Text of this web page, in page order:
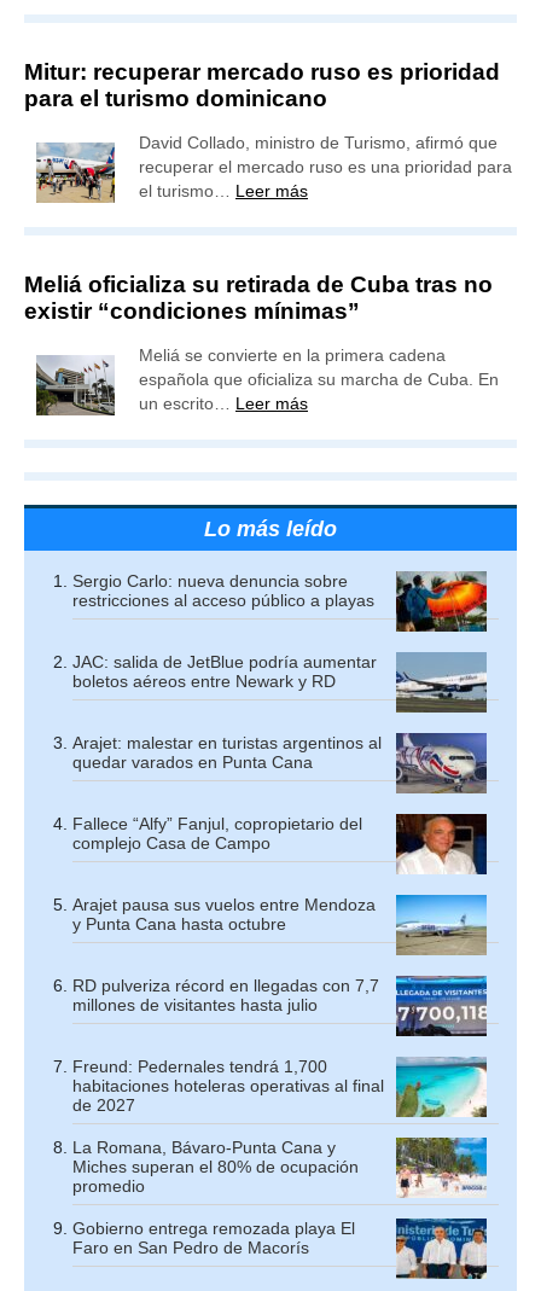
Mitur: recuperar mercado ruso es prioridad
para el turismo dominicano
David Collado, ministro de Turismo, afirmó que
recuperar el mercado ruso es una prioridad para
el turismo… Leer más
Meliá oficializa su retirada de Cuba tras no
existir “condiciones mínimas”
Meliá se convierte en la primera cadena
española que oficializa su marcha de Cuba. En
un escrito… Leer más
Lo más leído
Sergio Carlo: nueva denuncia sobre
restricciones al acceso público a playas
JAC: salida de JetBlue podría aumentar
boletos aéreos entre Newark y RD
Arajet: malestar en turistas argentinos al
quedar varados en Punta Cana
Fallece “Alfy” Fanjul, copropietario del
complejo Casa de Campo
Arajet pausa sus vuelos entre Mendoza
y Punta Cana hasta octubre
RD pulveriza récord en llegadas con 7,7
millones de visitantes hasta julio
Freund: Pedernales tendrá 1,700
habitaciones hoteleras operativas al final
de 2027
La Romana, Bávaro-Punta Cana y
Miches superan el 80% de ocupación
promedio
Gobierno entrega remozada playa El
Faro en San Pedro de Macorís